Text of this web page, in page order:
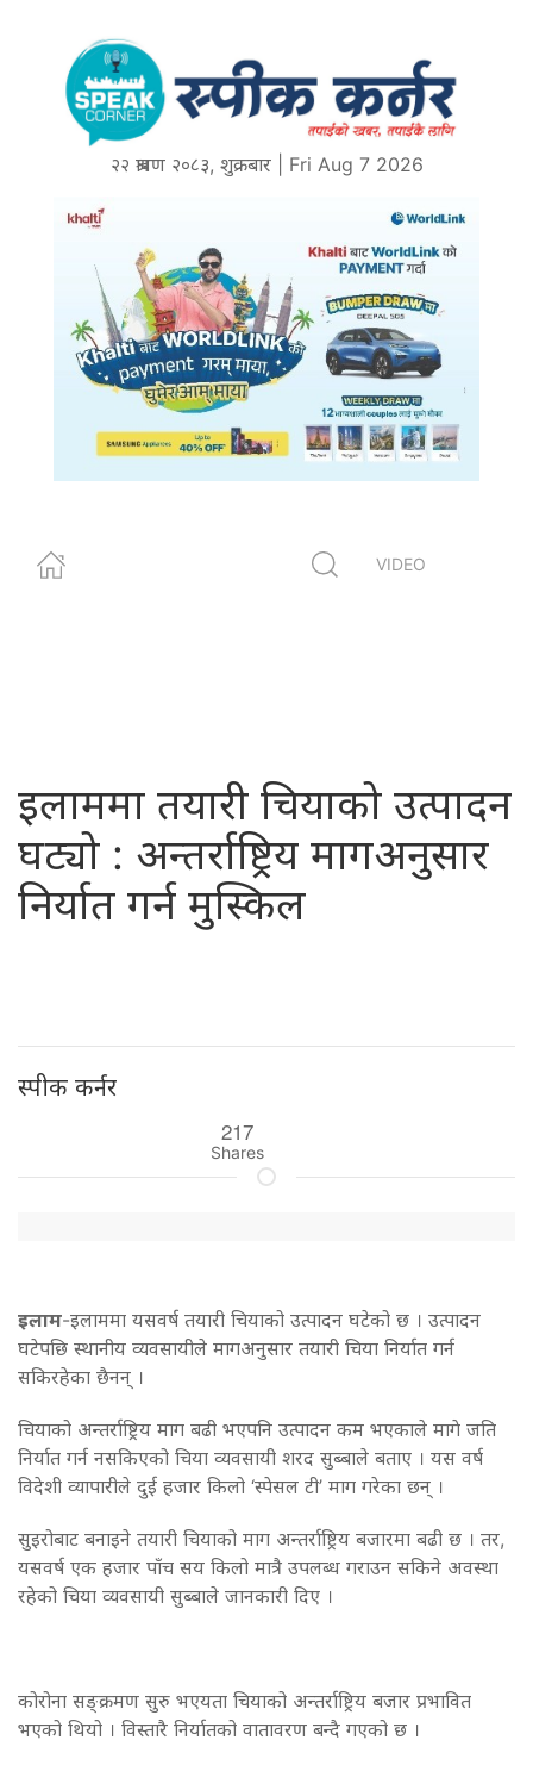
२२ श्रावण २०८३, शुक्रबार | Fri Aug 7 2026
VIDEO
इलाममा तयारी चियाको उत्पादन
घट्यो : अन्तर्राष्ट्रिय मागअनुसार
निर्यात गर्न मुस्किल
स्पीक कर्नर
217
Shares
इलाम-इलाममा यसवर्ष तयारी चियाको उत्पादन घटेको छ । उत्पादन
घटेपछि स्थानीय व्यवसायीले मागअनुसार तयारी चिया निर्यात गर्न
सकिरहेका छैनन् ।
चियाको अन्तर्राष्ट्रिय माग बढी भएपनि उत्पादन कम भएकाले मागे जति
निर्यात गर्न नसकिएको चिया व्यवसायी शरद सुब्बाले बताए । यस वर्ष
विदेशी व्यापारीले दुई हजार किलो ‘स्पेसल टी’ माग गरेका छन् ।
सुइरोबाट बनाइने तयारी चियाको माग अन्तर्राष्ट्रिय बजारमा बढी छ । तर,
यसवर्ष एक हजार पाँच सय किलो मात्रै उपलब्ध गराउन सकिने अवस्था
रहेको चिया व्यवसायी सुब्बाले जानकारी दिए ।
कोरोना सङ्क्रमण सुरु भएयता चियाको अन्तर्राष्ट्रिय बजार प्रभावित
भएको थियो । विस्तारै निर्यातको वातावरण बन्दै गएको छ ।